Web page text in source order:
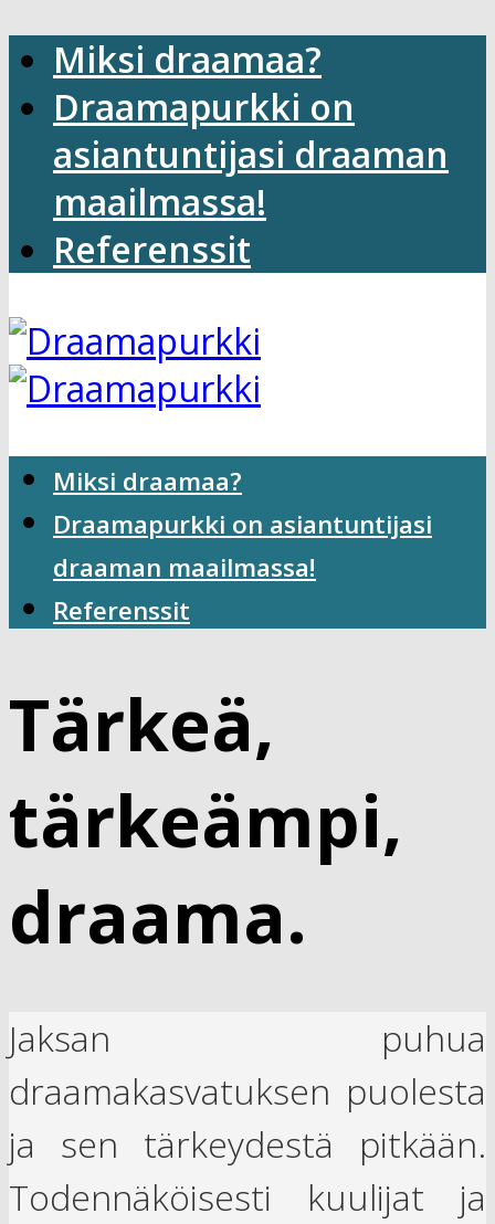
Miksi draamaa?
Draamapurkki on
asiantuntijasi draaman
maailmassa!
Referenssit
Miksi draamaa?
Draamapurkki on asiantuntijasi
draaman maailmassa!
Referenssit
Tärkeä,
tärkeämpi,
draama.
Jaksan puhua
draamakasvatuksen puolesta
ja sen tärkeydestä pitkään.
Todennäköisesti kuulijat ja